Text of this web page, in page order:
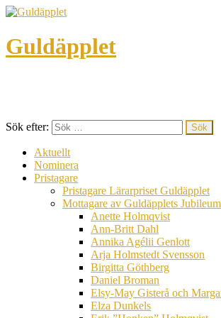
Guldäpplet
Sök efter:
Aktuellt
Nominera
Pristagare
Pristagare Lärarpriset Guldäpplet
Mottagare av Guldäpplets
Anette Holmqvist
Ann-Britt Dahl
Annika Agélii Genlott
Arja Holmstedt Svensson
Birgitta Göthberg
Daniel Broman
Elsy-May Gisterå och
Elza Dunkels